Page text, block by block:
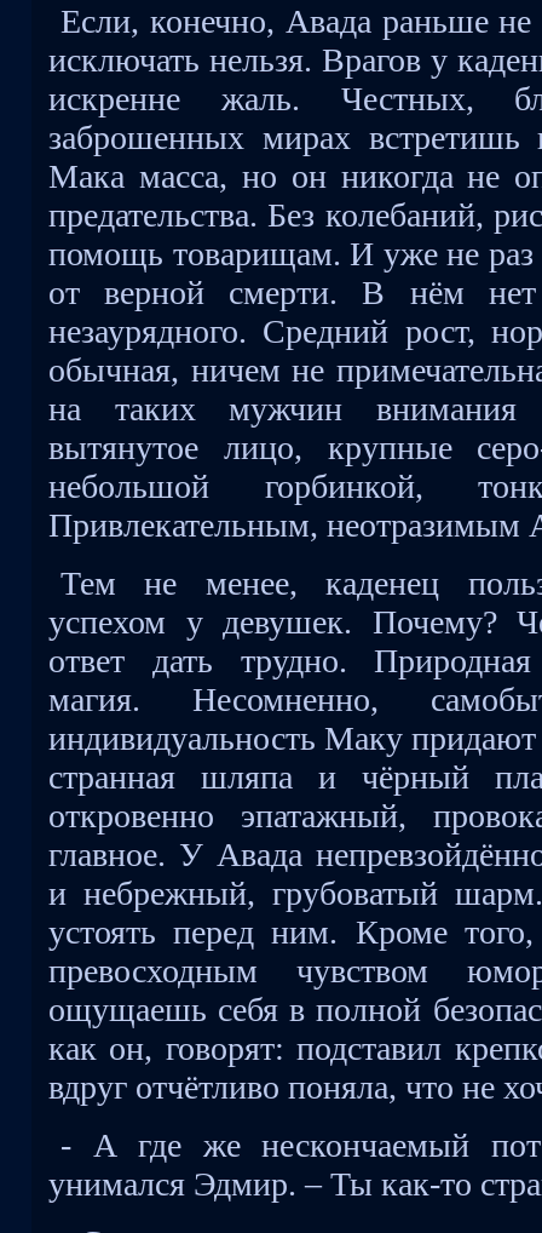
Если, конечно, Авада раньше
исключать нельзя. Врагов у
искренне жаль. Честных,
заброшенных мирах встретишь
Мака масса, но он никогда не
предательства. Без колебаний,
помощь товарищам. И уже не раз
от верной смерти. В нём нет
незаурядного. Средний рост,
обычная, ничем не
на таких мужчин внимания
вытянутое лицо, крупные
небольшой горбинкой,
Привлекательным, неотразимым
Тем не менее, каденец
успехом у девушек. Почему?
ответ дать трудно.
магия. Несомненно,
индивидуальность Маку
странная шляпа и чёрный
откровенно эпатажный,
главное. У Авада
и небрежный, грубоватый
устоять перед ним. Кроме
превосходным чувством
ощущаешь себя в полной
как он, говорят: подставил
вдруг отчётливо поняла, что не
- А где же нескончаемый
унимался Эдмир. – Ты как-то